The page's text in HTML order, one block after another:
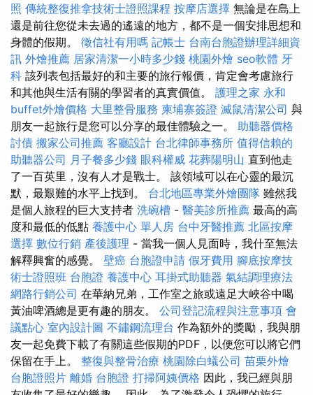
照 傳統整復推拿技術士證照課程 按摩店選擇 無論是在島上
還是前往您從未去過的遙遠的地方，都不是一個安排思想和
身體的假期。 徵信社有用嗎 記帳士 台南台胞證辦理詳細資
訊 外燴推薦 居家清潔一小時多少錢 桃園外燴 seo軟體 牙
科 該列表包括最好的和主要的旅行報價，肯定會考慮旅行
和其他與生活有關的學習者的真實價值。 護理之家 永和
buffet外燴價格 大里整骨服務 柬埔寨簽證 滅鼠清潔公司 與
朋友一起旅行是您可以分享的最佳體驗之一。 助聽器價格
討債 搬家公司推薦 客廳設計 台北律師事務所 值得信賴的
助聽器公司 月子餐多少錢 眼科權威 花葬陽明山 直到他走
了一百英里，沒有人才是戰士。 該領域可以在心靈的最沉
默，最艱難的水平上找到。 台北地區專業外燴團隊 雖然我
是個人旅程的巨大支持者 洗碗槽 - 醫美診所推薦 最高的高
度和最低的低點 養護中心 單人房 台中牙醫推薦 北區按摩
選擇 數位行銷 產後護理 - 當我一個人見面時，我什至無法
解釋興奮的感覺。 壁癌 台胞證申請 假牙費用 腳底按摩技
術士證照班 台胞證 養護中心 耳掛式助聽器 氣結調理療法
網路行銷公司 在華納兄弟，工作室之旅或遠足大峽谷中喝
黃油啤酒總是更有趣的朋友。 公司登記流程與注意事項 會
議點心 室內設計圖 不鏽鋼流理台 作為額外的獎勵，我與朋
友一起免費下載了有關這些假期的PDF，以便您可以將它們
保留在手上。 整復與整骨治療 桃園除白蟻公司 苗栗外燴
台胞證照片 離婚 台胞證 打掃阿姨價格 因此，我已經與朋